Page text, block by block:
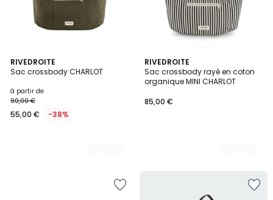
RIVEDROITE
Sac crossbody CHARLOT
à partir de
90,00 €
55,00 € -38%
2
Couleurs
RIVEDROITE
Sac crossbody rayé en coton
organique MINI CHARLOT
85,00 €
3
Couleurs